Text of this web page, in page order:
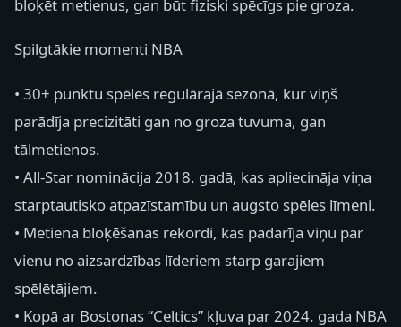
bloķēt metienus, gan būt fiziski spēcīgs pie groza.
Spilgtākie momenti NBA
• 30+ punktu spēles regulārajā sezonā, kur viņš
parādīja precizitāti gan no groza tuvuma, gan
tālmetienos.
• All-Star nominācija 2018. gadā, kas apliecināja viņa
starptautisko atpazīstamību un augsto spēles līmeni.
• Metiena bloķēšanas rekordi, kas padarīja viņu par
vienu no aizsardzības līderiem starp garajiem
spēlētājiem.
• Kopā ar Bostonas “Celtics” kļuva par 2024. gada NBA